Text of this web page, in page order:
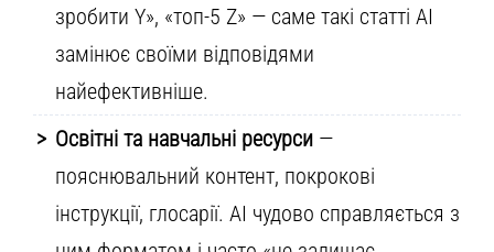
зробити Y», «топ-5 Z» — саме такі статті AI
замінює своїми відповідями
найефективніше.
Освітні та навчальні ресурси —
пояснювальний контент, покрокові
інструкції, глосарії. AI чудово справляється з